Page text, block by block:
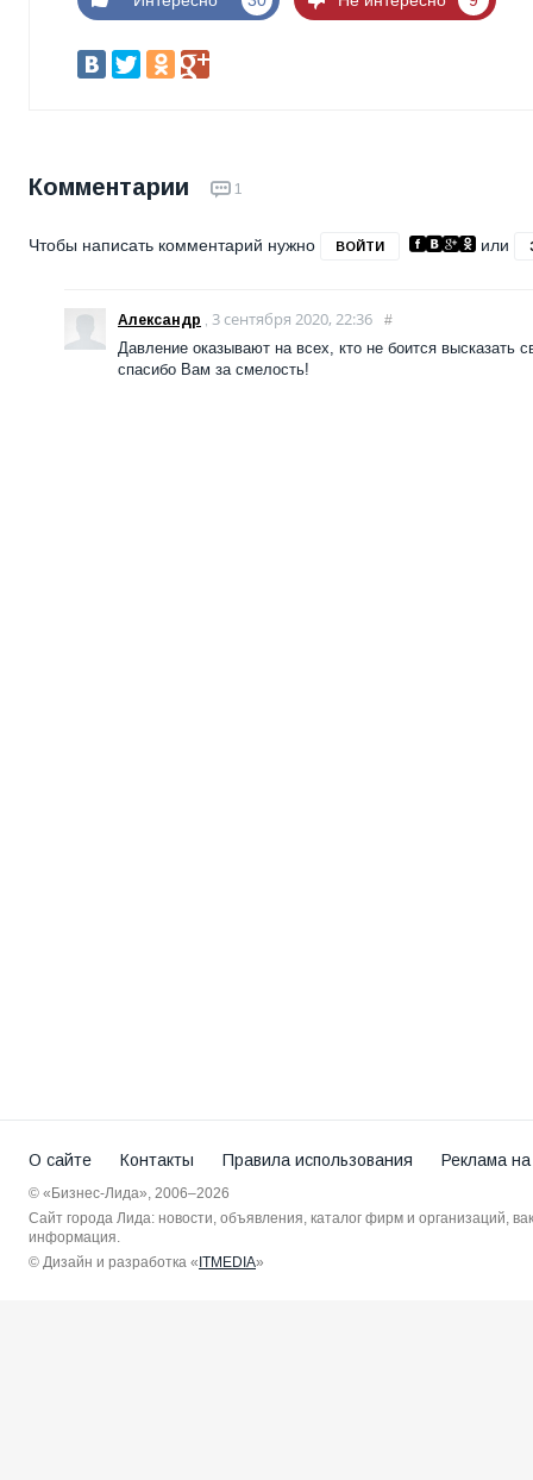
Комментарии 1
Чтобы написать комментарий нужно ВОЙТИ или
Александр , 3 сентября 2020, 22:36 #
Давление оказывают на всех, кто не боится
спасибо Вам за смелость!
О сайте Контакты Правила использования Реклама
© «Бизнес-Лида», 2006–2026
Сайт города Лида: новости, объявления, каталог фирм и организаций,
информация.
© Дизайн и разработка « ITMEDIA»